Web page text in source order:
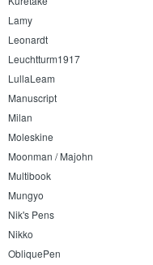
Lamy
Leonardt
Leuchtturm1917
LullaLeam
Manuscript
Milan
Moleskine
Moonman / Majohn
Multibook
Mungyo
Nik's Pens
Nikko
ObliquePen